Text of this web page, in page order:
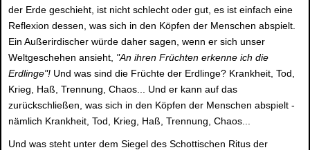
der Erde geschieht, ist nicht schlecht oder gut, es ist einfach eine
Reflexion dessen, was sich in den Köpfen der Menschen abspielt.
Ein Außerirdischer würde daher sagen, wenn er sich unser
Weltgeschehen ansieht, "An ihren Früchten erkenne ich die
Erdlinge"! Und was sind die Früchte der Erdlinge? Krankheit, Tod,
Krieg, Haß, Trennung, Chaos... Und er kann auf das
zurückschließen, was sich in den Köpfen der Menschen abspielt -
nämlich Krankheit, Tod, Krieg, Haß, Trennung, Chaos...
Und was steht unter dem Siegel des Schottischen Ritus der